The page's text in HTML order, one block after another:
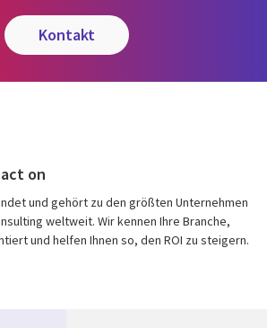
kontakt
on
und gehört zu den größten Unternehmen
weltweit. Wir kennen Ihre Branche,
und helfen Ihnen so, den ROI zu steigern.